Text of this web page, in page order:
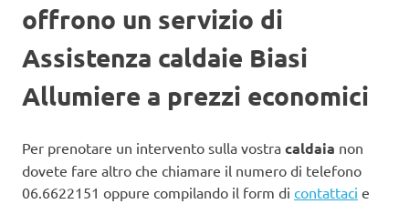
offrono un servizio di
Assistenza caldaie Biasi
Allumiere a prezzi economici
Per prenotare un intervento sulla vostra caldaia non
dovete fare altro che chiamare il numero di telefono
06.6622151 oppure compilando il form di contattaci e